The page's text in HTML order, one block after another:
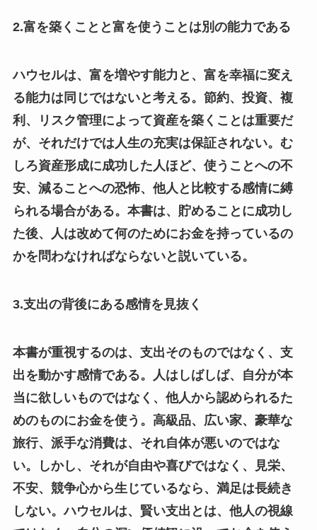
2.富を築くことと富を使うことは別の能力である
ハウセルは、富を増やす能力と、富を幸福に変え
る能力は同じではないと考える。節約、投資、複
利、リスク管理によって資産を築くことは重要だ
が、それだけでは人生の充実は保証されない。む
しろ資産形成に成功した人ほど、使うことへの不
安、減ることへの恐怖、他人と比較する感情に縛
られる場合がある。本書は、貯めることに成功し
た後、人は改めて何のためにお金を持っているの
かを問わなければならないと説いている。
3.支出の背後にある感情を見抜く
本書が重視するのは、支出そのものではなく、支
出を動かす感情である。人はしばしば、自分が本
当に欲しいものではなく、他人から認められるた
めのものにお金を使う。高級品、広い家、豪華な
旅行、派手な消費は、それ自体が悪いのではな
い。しかし、それが自由や喜びではなく、見栄、
不安、競争心から生じているなら、満足は長続き
しない。ハウセルは、賢い支出とは、他人の視線